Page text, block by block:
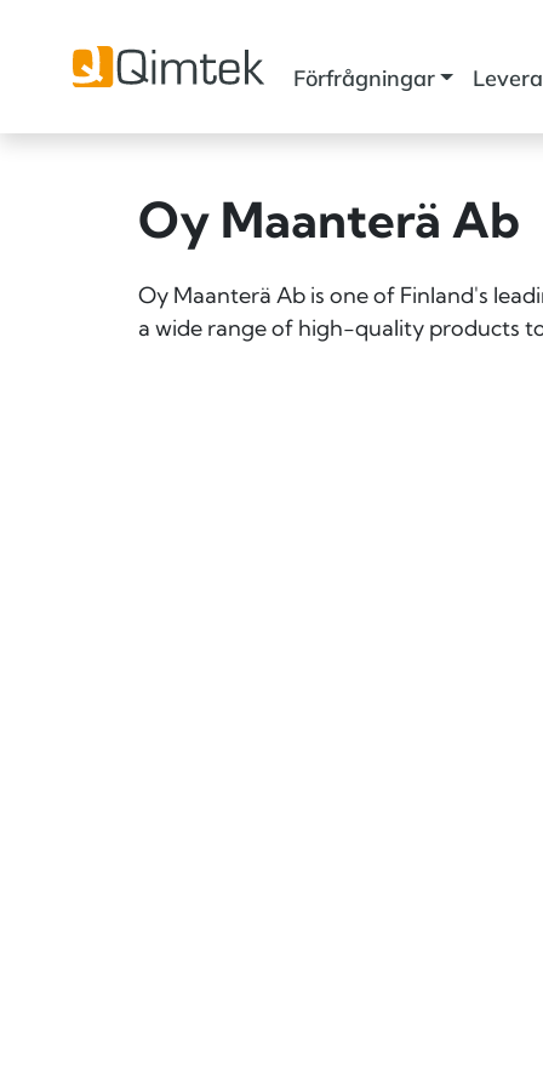
Förfrågningar
Oy Maanterä Ab
Oy Maanterä Ab is one of Finland's
a wide range of high-quality products